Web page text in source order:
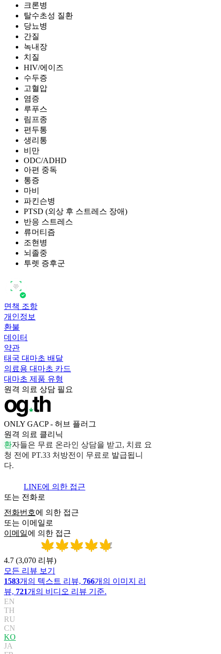
크론병
탈수초성 질환
당뇨병
간질
녹내장
치질
HIV/에이즈
수두증
고혈압
염증
루푸스
림프종
편두통
생리통
비만
ODC/ADHD
아편 중독
통증
마비
파킨슨병
PTSD (외상 후 스트레스 장애)
반응 스트레스
류머티즘
조현병
뇌졸중
투렛 증후군
면책 조항
개인정보
환불
데이터
약관
태국 대마초 배달
의료용 대마초 카드
대마초 제품 유형
원격 의료 상담 필요
ONLY GACP - 허브 플러그
원격 의료 클리닉
환자들은 무 료 온라인 상담을 받고, 치 료 요
청 전 에 PT.33 처 방전 이 무 료 로 발급됩니
다.
LINE에 의한 접근
또는 전화로
전화번호에 의한 접근
또는 이메일로
이메일에 의한 접근
4.7 (3,070 리뷰)
모든 리뷰 보기
1583개의 텍스트 리뷰, 766개의 이미지 리
뷰, 721개의 비디오 리뷰 기준.
EN
TH
RU
CN
KO
JA